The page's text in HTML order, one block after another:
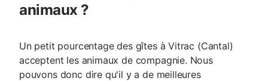
animaux ?
Un petit pourcentage des gîtes à Vitrac (Cantal)
acceptent les animaux de compagnie. Nous
pouvons donc dire qu'il y a de meilleures